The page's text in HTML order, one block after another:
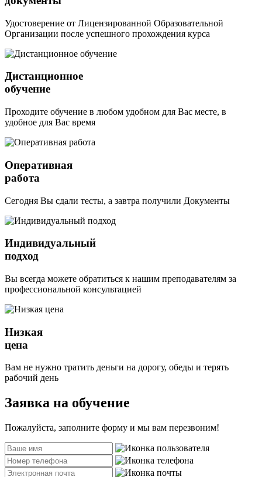
Удостоверение от Лицензированной Образовательной
Организации после успешного прохождения курса
Дистанционное
обучение
Проходите обучение в любом удобном для Вас месте, в
удобное для Вас время
Оперативная
работа
Сегодня Вы сдали тесты, а завтра получили Документы
Индивидуальный
подход
Вы всегда можете обратиться к нашим преподавателям за
профессиональной консультацией
Низкая
цена
Вам не нужно тратить деньги на дорогу, обеды и терять
рабочий день
Заявка на обучение
Пожалуйста, заполните форму и мы вам перезвоним!